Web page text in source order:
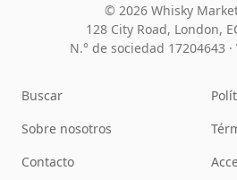
© 2026 Whisky
128 City Road, London,
N.° de sociedad 17204643 ·
Buscar
Sobre nosotros
Contacto